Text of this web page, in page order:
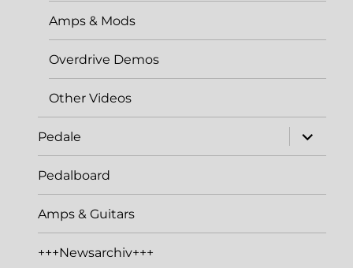
Amps & Mods
Overdrive Demos
Other Videos
Pedale
expand
child
menu
Pedalboard
Amps & Guitars
+++Newsarchiv+++